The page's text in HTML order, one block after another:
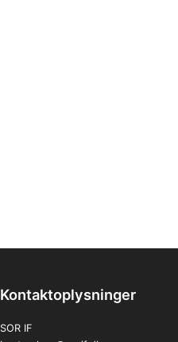
Kontaktoplysninger
SOR IF